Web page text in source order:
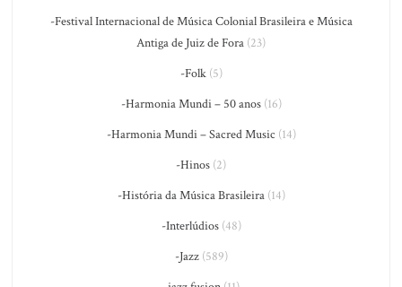
-Festival Internacional de Música Colonial Brasileira e Música
Antiga de Juiz de Fora (23)
-Folk(5)
-Harmonia Mundi – 50 anos(16)
-Harmonia Mundi – Sacred Music (14)
-Hinos (2)
-História da Música Brasileira(14)
-Interlúdios(48)
-Jazz(589)